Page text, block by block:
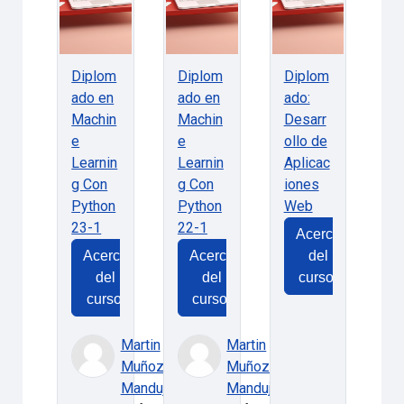
Diplom
ado en
Machin
e
Learnin
g Con
Python
23-1
Acerca
del
curso:
Martin
Muñoz
Mandujano
Diplom
ado en
Machin
e
Learnin
g Con
Python
22-1
Acerca
del
curso:
Martin
Muñoz
Mandujano
Diplom
ado:
Desarr
ollo de
Aplicac
iones
Web
Acerca
del
curso: